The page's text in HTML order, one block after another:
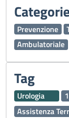
Prevenzione
Ambulatoriale
Tag
Urologia
Assistenza